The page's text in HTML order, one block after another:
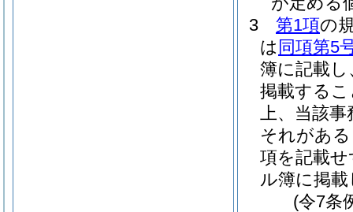
3
第1項の
は 同項第5
簿に記載
掲載する
上、当該
それがあ
項を記載
ル簿に掲
(令7条